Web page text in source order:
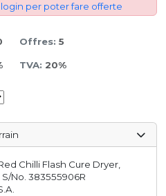
per poter fare offerte
Offres: 5
TVA: 20%
Chilli Flash Cure Dryer,
No. 383555906R